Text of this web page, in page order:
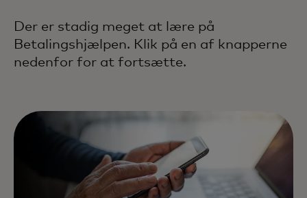
Der er stadig meget at lære på
Betalingshjælpen. Klik på en af knapperne
nedenfor for at fortsætte.